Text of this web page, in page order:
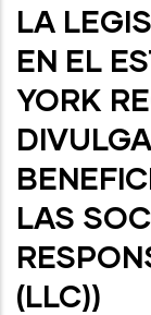
LA
EN EL
YORK
LAS
(LLC))